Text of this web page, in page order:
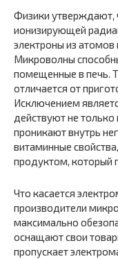
Физики утверждают,
ионизирующей
электроны из атомов
Микроволны
помещенные в печь.
отличается от
Исключением
действуют не только
проникают внутрь
витаминные
продуктом, который
Что касается
производители
максимально
оснащают свои
пропускает